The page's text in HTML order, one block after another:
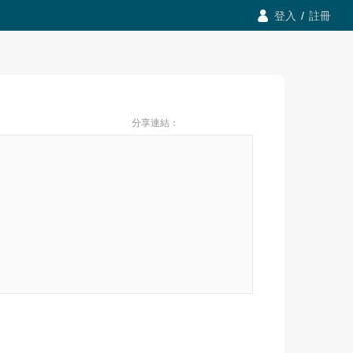
 登入 / 註冊
分享連結：